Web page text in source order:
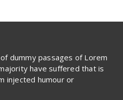
dummy passages of Lorem
have suffered that is
injected humour or